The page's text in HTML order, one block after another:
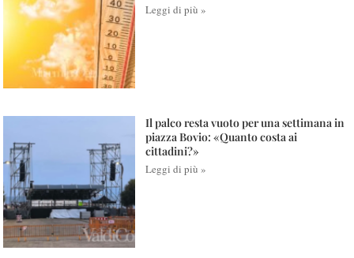
Leggi di più »
Il palco resta vuoto per una settimana in
piazza Bovio: «Quanto costa ai
cittadini?»
Leggi di più »